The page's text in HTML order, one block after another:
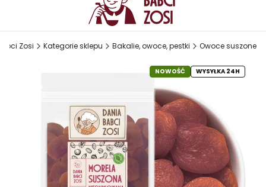
Zosi Kategorie sklepu Bakalie, owoce, pestki Owoce suszone
NOWOŚĆ WYSYŁKA 24H